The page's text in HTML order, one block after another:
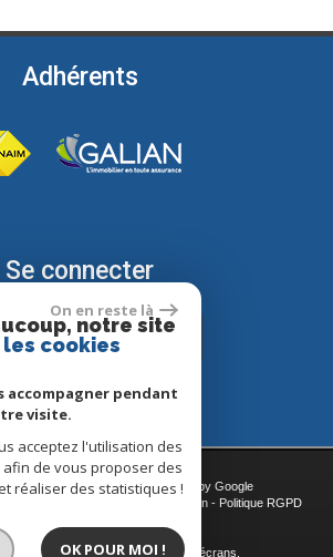
Adhérents
Se connecter
Espace propriétaire
réservés | Traduction powered by Google
Admin - Politique RGPD
internet compatible multi-supports,
site adaptable à tous les types d'écrans.
On en reste là
notre site
cookies
accompagner pendant
visite.
acceptez l'utilisation des
afin de vous proposer des
réaliser des statistiques !
OK POUR MOI !